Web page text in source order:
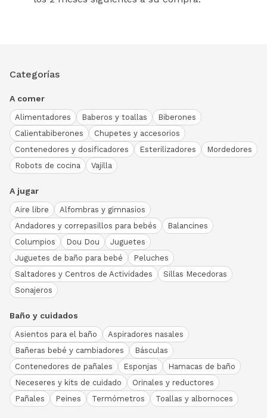
Categorías
A comer
Alimentadores Baberos y toallas
Biberones
Calientabiberones
Chupetes y accesorios
Contenedores y dosificadores
Esterilizadores
Mordedores
Robots de cocina
Vajilla
A jugar
Aire libre
Alfombras y gimnasios
Andadores y correpasillos para bebés
Balancines
Columpios
Dou Dou
Juguetes
Juguetes de baño para bebé
Peluches
Saltadores y Centros de Actividades
Sillas Mecedoras
Sonajeros
Baño y cuidados
Asientos para el baño
Aspiradores nasales
Bañeras bebé y cambiadores
Básculas
Contenedores de pañales
Esponjas
Hamacas de baño
Neceseres y kits de cuidado
Orinales y reductores
Pañales
Peines Termómetros Toallas y albornoces